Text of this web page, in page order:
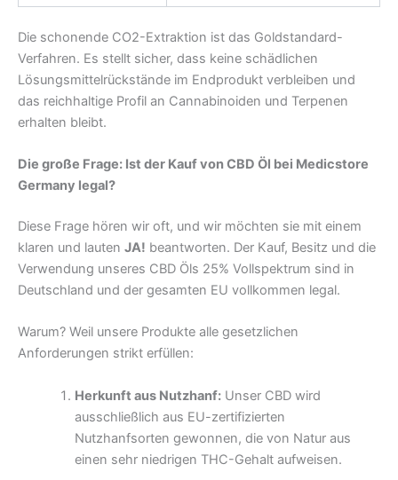
Die schonende CO2-Extraktion ist das Goldstandard-
Verfahren. Es stellt sicher, dass keine schädlichen
Lösungsmittelrückstände im Endprodukt verbleiben und
das reichhaltige Profil an Cannabinoiden und Terpenen
erhalten bleibt.
Die große Frage: Ist der Kauf von CBD Öl bei Medicstore
Germany legal?
Diese Frage hören wir oft, und wir möchten sie mit einem
klaren und lauten JA! beantworten. Der Kauf, Besitz und die
Verwendung unseres CBD Öls 25% Vollspektrum sind in
Deutschland und der gesamten EU vollkommen legal.
Warum? Weil unsere Produkte alle gesetzlichen
Anforderungen strikt erfüllen:
Herkunft aus Nutzhanf:Unser CBD wird
ausschließlich aus EU-zertifizierten
Nutzhanfsorten gewonnen, die von Natur aus
einen sehr niedrigen THC-Gehalt aufweisen.